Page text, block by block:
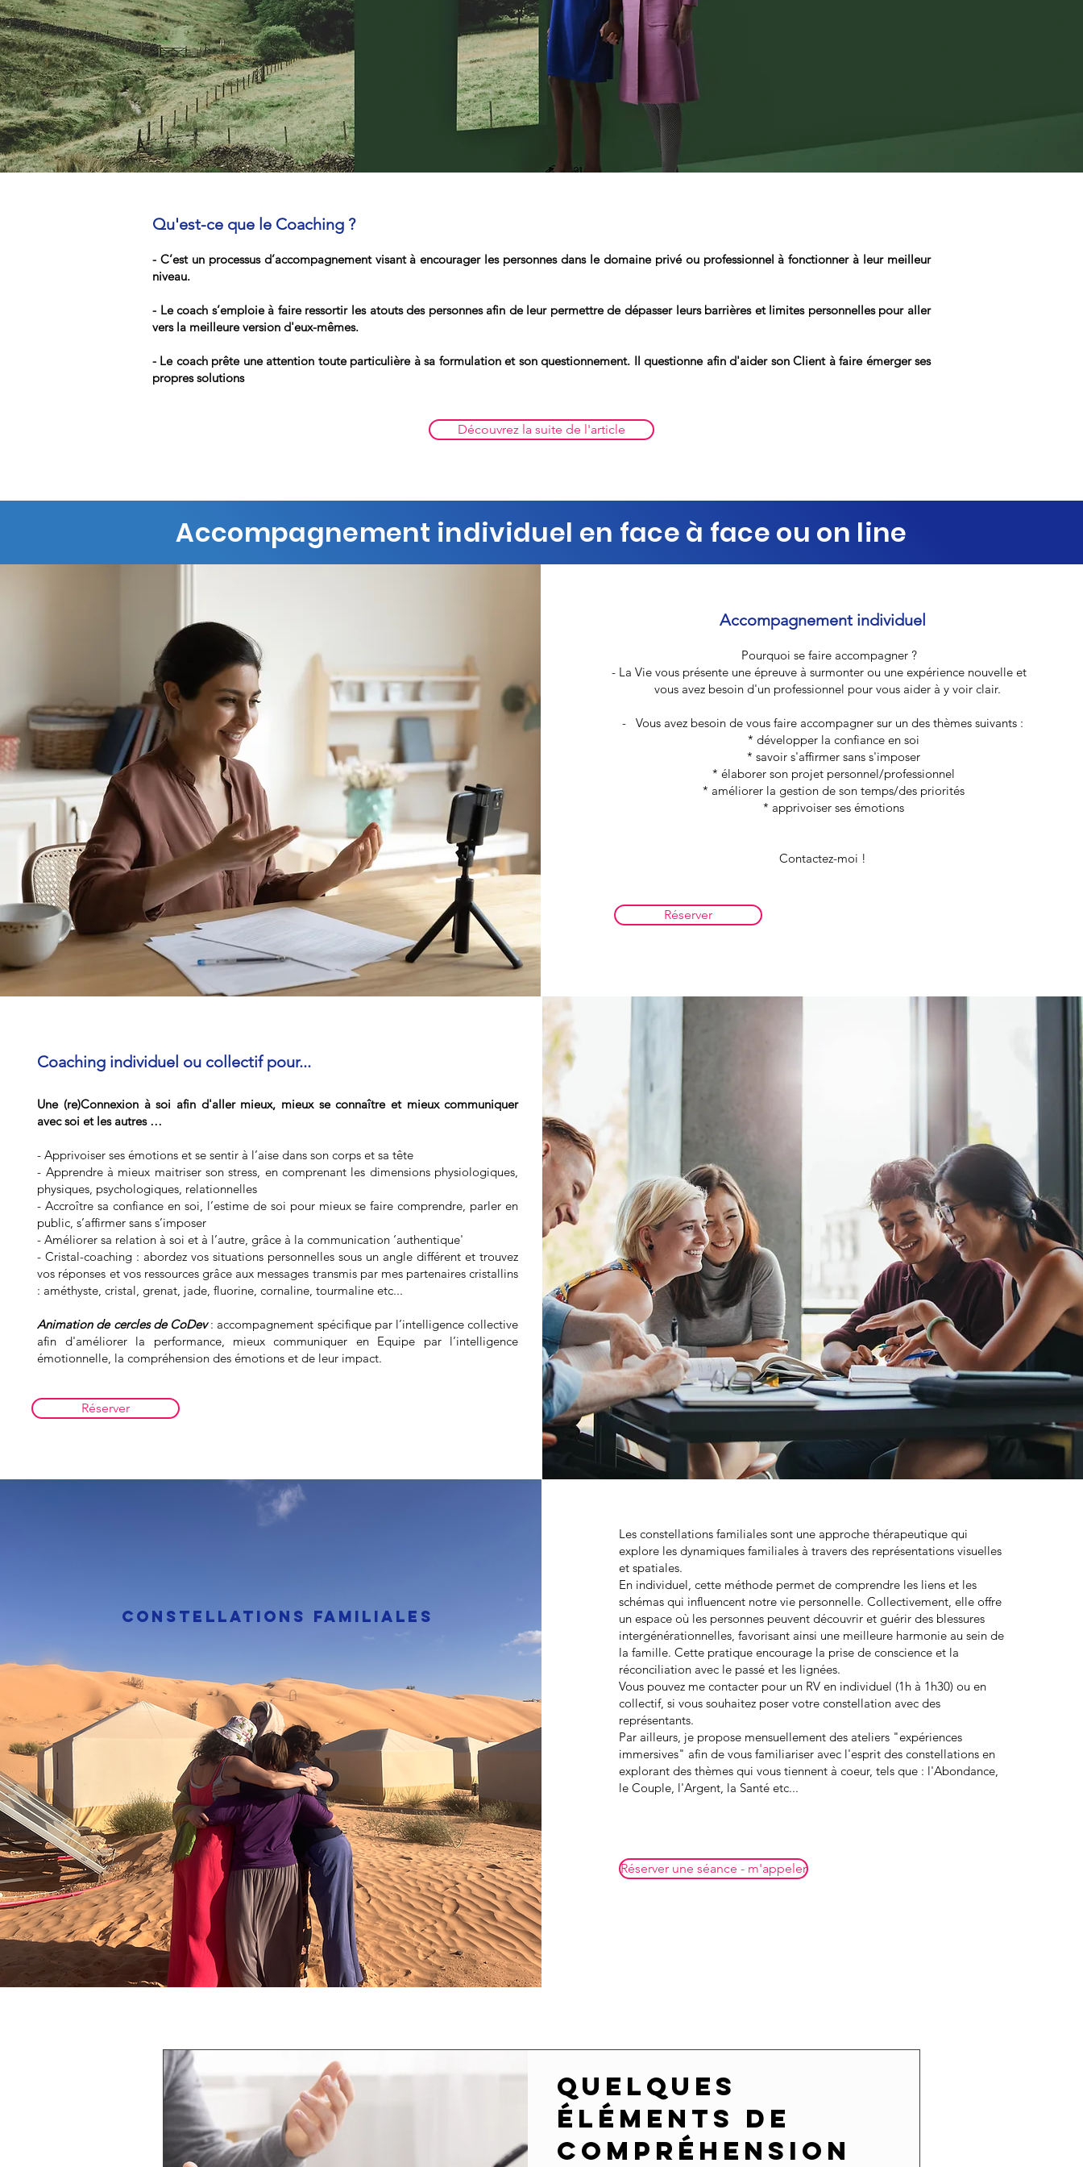
Qu'est-ce que le Coaching ?
- C’est un processus d’accompagnement visant à encourager les personnes dans le domaine privé ou professionnel à fonctionner à leur meilleur
niveau.
- Le coach s’emploie à faire ressortir les atouts des personnes afin de leur permettre de dépasser leurs barrières et limites personnelles pour aller
vers la meilleure version d'eux-mêmes.
- Le coach prête une attention toute particulière à sa formulation et son questionnement. Il questionne afin d'aider son Client à faire émerger ses
propres solutions
Découvrez la suite de l'article
Accompagnement individuel en face à face ou on line
Accompagnement individuel
Pourquoi se faire accompagner ?
- La Vie vous présente une épreuve à surmonter ou une expérience nouvelle et
vous avez besoin d'un professionnel pour vous aider à y voir clair.
- Vous avez besoin de vous faire accompagner sur un des thèmes suivants :
* développer la confiance en soi
* savoir s'affirmer sans s'imposer
* élaborer son projet personnel/professionnel
* améliorer la gestion de son temps/des priorités
* apprivoiser ses émotions
Contactez-moi !
Réserver
Coaching individuel ou collectif pour...
Une (re)Connexion à soi afin d'aller mieux, mieux se connaître et mieux communiquer
avec soi et les autres …
- Apprivoiser ses émotions et se sentir à l’aise dans son corps et sa tête
- Apprendre à mieux maitriser son stress, en comprenant les dimensions physiologiques,
physiques, psychologiques, relationnelles
- Accroître sa confiance en soi, l’estime de soi pour mieux se faire comprendre, parler en
public, s’affirmer sans s’imposer
- Améliorer sa relation à soi et à l’autre, grâce à la communication ‘authentique'
- Cristal-coaching : abordez vos situations personnelles sous un angle différent et trouvez
vos réponses et vos ressources grâce aux messages transmis par mes partenaires cristallins
: améthyste, cristal, grenat, jade, fluorine, cornaline, tourmaline etc...
Animation de cercles de CoDev: accompagnement spécifique par l’intelligence collective
afin d'améliorer la performance, mieux communiquer en Equipe par l’intelligence
émotionnelle, la compréhension des émotions et de leur impact.
Réserver
CONSTELLATIONS FAMILIALES
Les constellations familiales sont une approche thérapeutique qui
explore les dynamiques familiales à travers des représentations visuelles
et spatiales.
En individuel, cette méthode permet de comprendre les liens et les
schémas qui influencent notre vie personnelle. Collectivement, elle offre
un espace où les personnes peuvent découvrir et guérir des blessures
intergénérationnelles, favorisant ainsi une meilleure harmonie au sein de
la famille. Cette pratique encourage la prise de conscience et la
réconciliation avec le passé et les lignées.
Vous pouvez me contacter pour un RV en individuel (1h à 1h30) ou en
collectif, si vous souhaitez poser votre constellation avec des
représentants.
Par ailleurs, je propose mensuellement des ateliers "expériences
immersives" afin de vous familiariser avec l'esprit des constellations en
explorant des thèmes qui vous tiennent à coeur, tels que : l'Abondance,
le Couple, l'Argent, la Santé etc...
Réserver une séance - m'appeler
Quelques
éléments de
compréhension